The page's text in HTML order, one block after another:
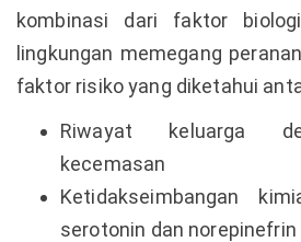
kombinasi dari faktor
lingkungan memegang
faktor risiko yang diketahui
Riwayat keluarga
kecemasan
Ketidakseimbangan
serotonin dan norepinefrin